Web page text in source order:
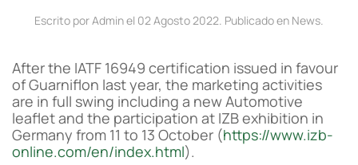
Escrito por Admin el 02 Agosto 2022. Publicado en News.
After the IATF 16949 certification issued in favour
of Guarniflon last year, the marketing activities
are in full swing including a new Automotive
leaflet and the participation at IZB exhibition in
Germany from 11 to 13 October (https://www.izb-
online.com/en/index.html).